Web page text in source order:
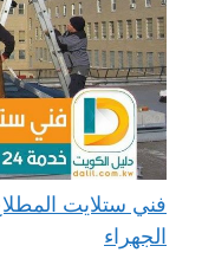
الجهراء